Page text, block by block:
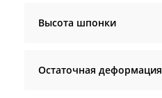
Высота шпонки
Остаточная деформация